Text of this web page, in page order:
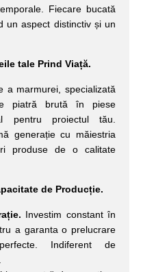
Fiecare bucată
un aspect distinctiv și un
tale Prind Viață.
a marmurei, specializată
piatră brută în piese
pentru proiectul tău.
generație cu măiestria
produse de o calitate
de Producție.
Investim constant în
a garanta o prelucrare
Indiferent de